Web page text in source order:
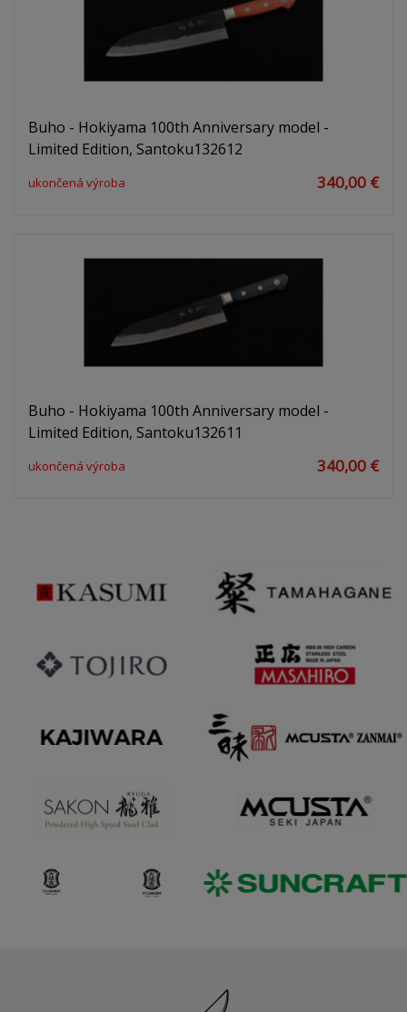
Buho - Hokiyama 100th Anniversary model -
Limited Edition, Santoku132612
ukončená výroba 340,00 €
Buho - Hokiyama 100th Anniversary model -
Limited Edition, Santoku132611
ukončená výroba 340,00 €